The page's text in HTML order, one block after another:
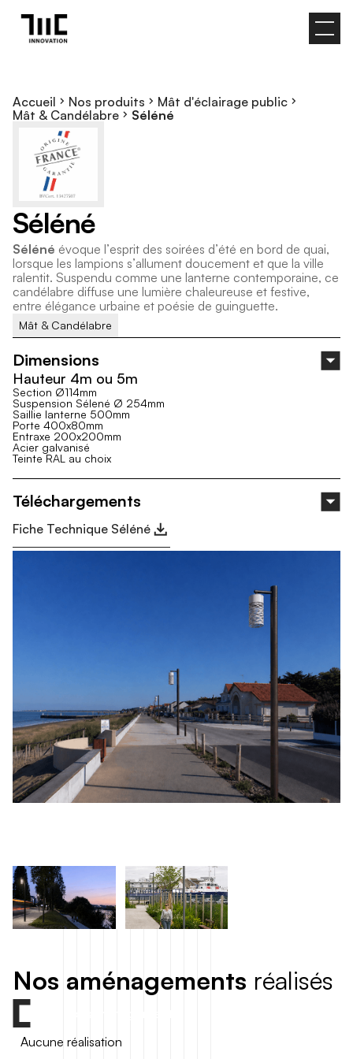
Accueil Nos produits
Mât d'éclairage public
Mât & Candélabre
Séléné
Séléné
Séléné évoque l’esprit des soirées d’été en bord de quai,
lorsque les lampions s’allument doucement et que la ville
ralentit. Suspendu comme une lanterne contemporaine, ce
candélabre diffuse une lumière chaleureuse et festive,
entre élégance urbaine et poésie de guinguette.
Mât & Candélabre
Dimensions
Hauteur 4m ou 5m
Section Ø114mm
Suspension Sélené Ø 254mm
Saillie lanterne 500mm
Porte 400x80mm
Entraxe 200x200mm
Acier galvanisé
Teinte RAL au choix
Téléchargements
Fiche Technique Séléné
Nos aménagements réalisés
Aucune réalisation